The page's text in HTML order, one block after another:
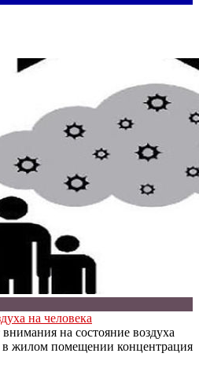
на человека
на состояние воздуха
жилом помещении концентрация